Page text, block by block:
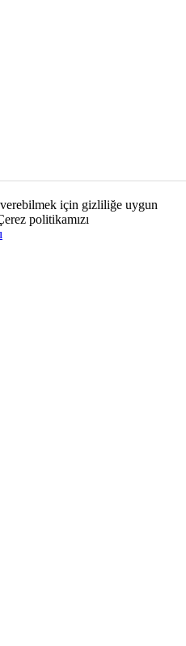
için gizliliğe uygun
politikamızı